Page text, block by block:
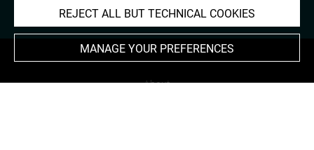
About
REJECT ALL BUT TECHNICAL COOKIES
MANAGE YOUR PREFERENCES